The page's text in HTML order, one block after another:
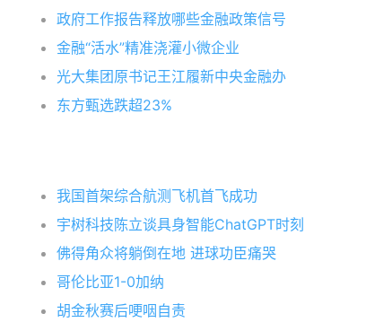
政府工作报告释放哪些金融政策信号
金融“活水”精准浇灌小微企业
光大集团原书记王江履新中央金融办
东方甄选跌超23%
我国首架综合航测飞机首飞成功
宇树科技陈立谈具身智能ChatGPT时刻
佛得角众将躺倒在地 进球功臣痛哭
哥伦比亚1-0加纳
胡金秋赛后哽咽自责